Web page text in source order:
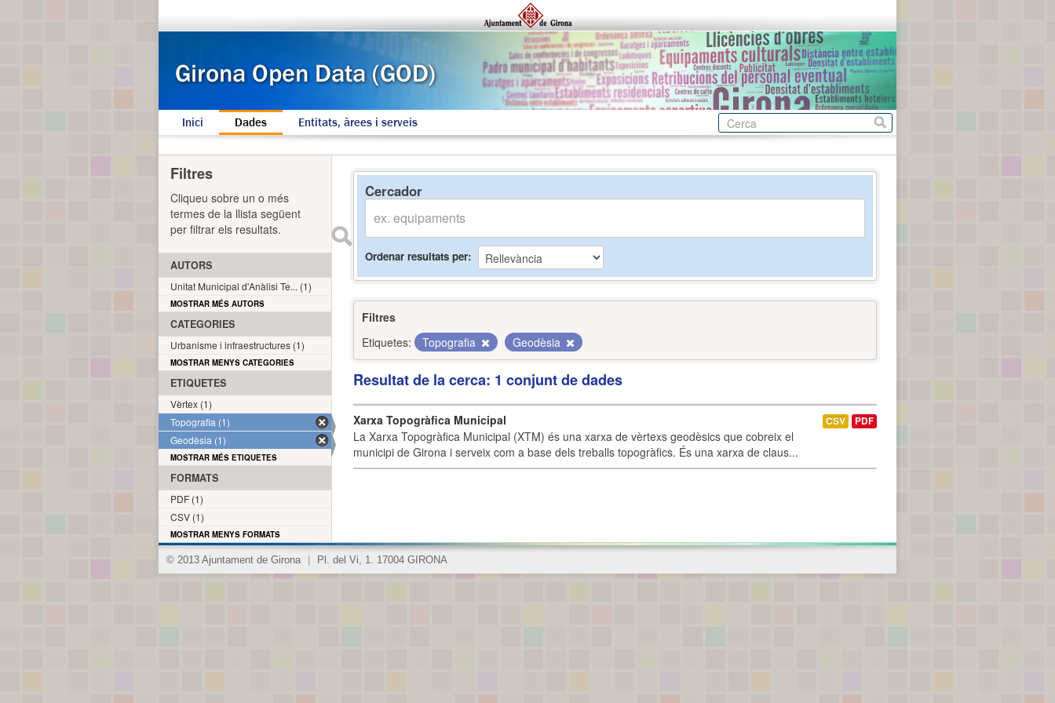
Inici Dades Entitats, àrees i serveis
Cercador
Ordenar resultats per
Filtres
Etiquetes:
Topografia Geodèsia
Resultat de la cerca: 1 conjunt de dades
Xarxa Topogràfica Municipal
La Xarxa Topogràfica Municipal (XTM) és una xarxa de vèrtexs geodèsics que cobreix el
municipi de Girona i serveix com a base dels treballs topogràfics. És una xarxa de claus...
CSV PDF
Filtres
Cliqueu sobre un o més
termes de la llista següent
per filtrar els resultats.
AUTORS
Unitat Municipal d'Anàlisi Te... (1)
MOSTRAR MÉS AUTORS
CATEGORIES
Urbanisme i infraestructures (1)
MOSTRAR MENYS CATEGORIES
ETIQUETES
Vèrtex (1)
Topografia (1)
Geodèsia (1)
MOSTRAR MÉS ETIQUETES
FORMATS
PDF (1)
CSV (1)
MOSTRAR MENYS FORMATS
© 2013 Ajuntament de Girona Pl. del Vi, 1. 17004 GIRONA